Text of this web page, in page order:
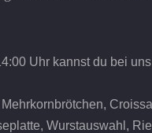
Uhr kannst du bei
Wurstauswahl,